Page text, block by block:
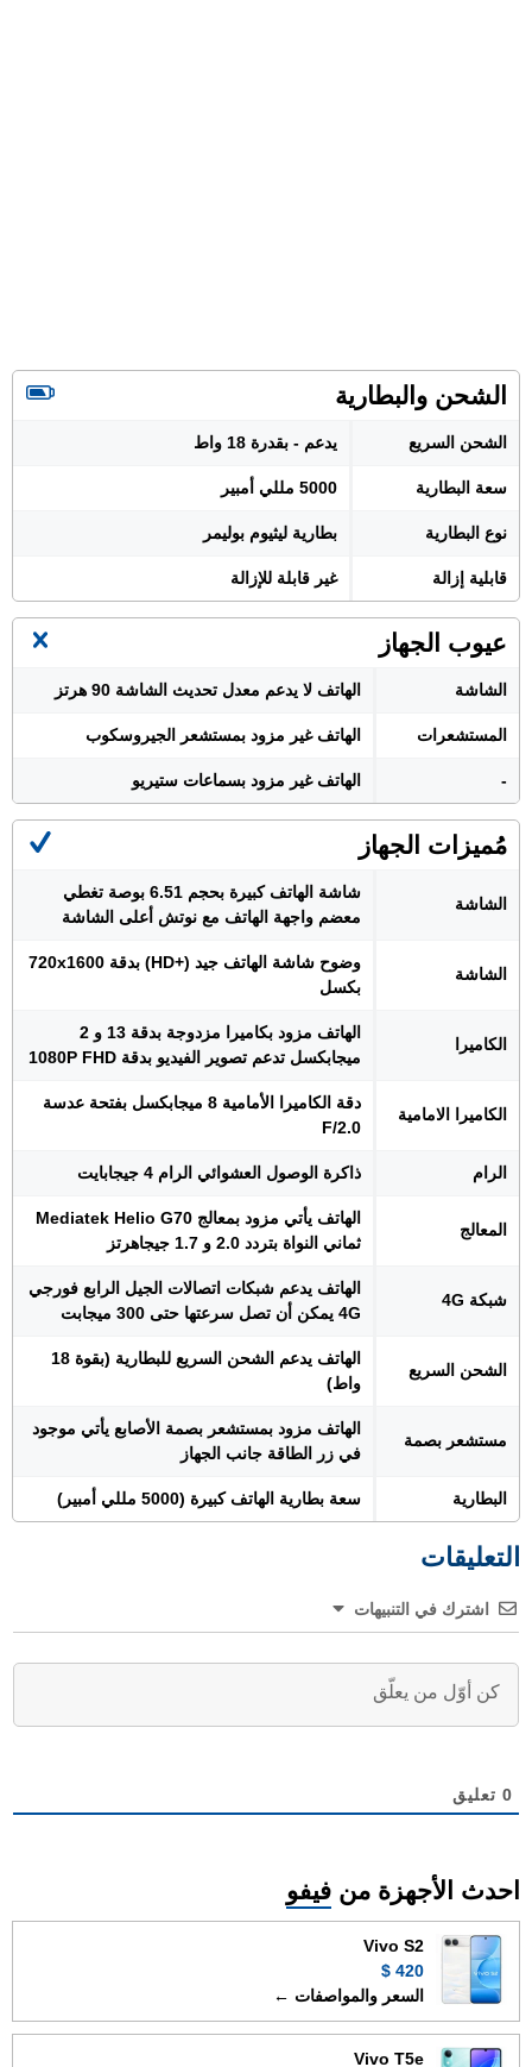
الشحن والبطارية
الشحن السريع يدعم - بقدرة 18 واط
سعة البطارية 5000 مللي أمبير
نوع البطارية بطارية ليثيوم بوليمر
قابلية إزالة غير قابلة للإزالة
عيوب الجهاز
الشاشة الهاتف لا يدعم معدل تحديث الشاشة 90 هرتز
المستشعرات الهاتف غير مزود بمستشعر الجيروسكوب
- الهاتف غير مزود بسماعات ستيريو
مُميزات الجهاز
الشاشة
شاشة الهاتف كبيرة بحجم 6.51 بوصة تغطي
معضم واجهة الهاتف مع نوتش أعلى الشاشة
الشاشة
وضوح شاشة الهاتف جيد (+HD) بدقة 720x1600
بكسل
الكاميرا
الهاتف مزود بكاميرا مزدوجة بدقة 13 و 2
ميجابكسل تدعم تصوير الفيديو بدقة 1080P FHD
الكاميرا الامامية
دقة الكاميرا الأمامية 8 ميجابكسل بفتحة عدسة
F/2.0
الرام ذاكرة الوصول العشوائي الرام 4 جيجابايت
المعالج
الهاتف يأتي مزود بمعالج Mediatek Helio G70
ثماني النواة بتردد 2.0 و 1.7 جيجاهرتز
شبكة 4G
الهاتف يدعم شبكات اتصالات الجيل الرابع فورجي
4G يمكن أن تصل سرعتها حتى 300 ميجابت
الشحن السريع
الهاتف يدعم الشحن السريع للبطارية (بقوة 18
واط)
مستشعر بصمة
الهاتف مزود بمستشعر بصمة الأصابع يأتي موجود
في زر الطاقة جانب الجهاز
البطارية سعة بطارية الهاتف كبيرة (5000 مللي أمبير)
التعليقات
اشترك في التنبيهات
0 تعليق
احدث الأجهزة من فيفو
Vivo S2
420 $
السعر والمواصفات ←
Vivo T5e